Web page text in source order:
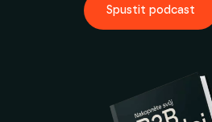
Spustit podcast